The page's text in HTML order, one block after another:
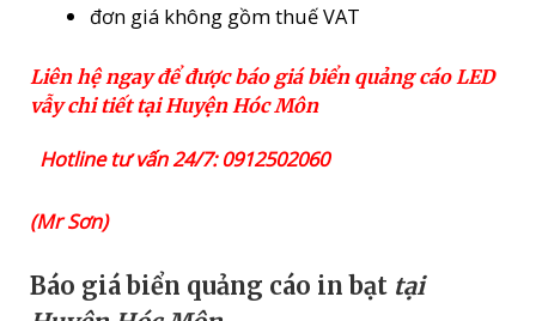
đơn giá không gồm thuế VAT
Liên hệ ngay để được báo giá biển quảng cáo LED
vẫy chi tiết tại Huyện Hóc Môn
Hotline tư vấn 24/7: 0912502060
(Mr Sơn)
Báo giá biển quảng cáo in bạt tại